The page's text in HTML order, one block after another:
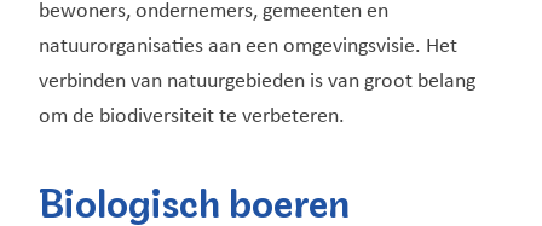
bewoners, ondernemers, gemeenten en
natuurorganisaties aan een omgevingsvisie. Het
verbinden van natuurgebieden is van groot belang
om de biodiversiteit te verbeteren.
Biologisch boeren